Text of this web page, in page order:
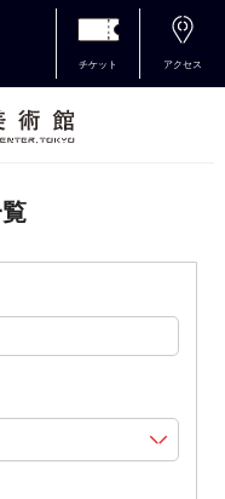
チケット アクセス